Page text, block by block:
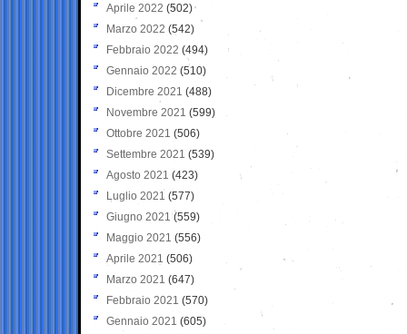
Aprile 2022 (502)
Marzo 2022 (542)
Febbraio 2022 (494)
Gennaio 2022 (510)
Dicembre 2021 (488)
Novembre 2021 (599)
Ottobre 2021 (506)
Settembre 2021 (539)
Agosto 2021 (423)
Luglio 2021 (577)
Giugno 2021(559)
Maggio 2021 (556)
Aprile 2021 (506)
Marzo 2021 (647)
Febbraio 2021 (570)
Gennaio 2021 (605)